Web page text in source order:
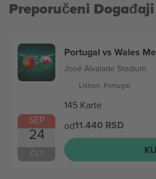
Preporučeni Događaji
SEP
24
ČET
Portugal vs Wales
José Alvalade Stadium
Lisbon, Portugal
145 Karte
od11.440 RSD